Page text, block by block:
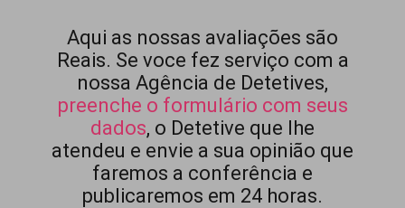
Aqui as nossas avaliações são
Reais. Se voce fez serviço com a
nossa Agência de Detetives,
preenche o formulário com seus
dados, o Detetive que lhe
atendeu e envie a sua opinião que
faremos a conferência e
publicaremos em 24 horas.